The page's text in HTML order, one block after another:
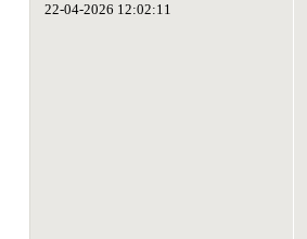
22-04-2026 12:02:11